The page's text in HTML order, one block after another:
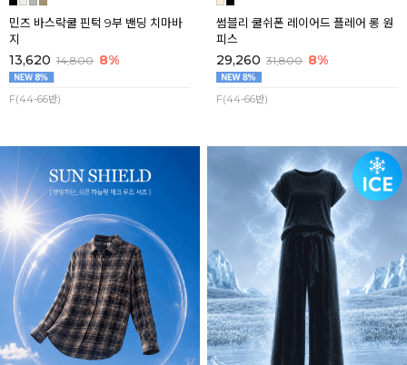
민즈 바스락쿨 핀턱 9부 밴딩 치마바
지
13,620 14,800 8%
F(44-66반)
썸블리 쿨쉬폰 레이어드 플레어 롱 원
피스
29,260 31,800 8%
F(44-66반)